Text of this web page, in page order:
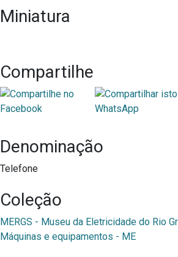
Miniatura
Compartilhe
Denominação
Telefone
Coleção
MERGS - Museu da Eletricidade do Rio
Máquinas e equipamentos - ME